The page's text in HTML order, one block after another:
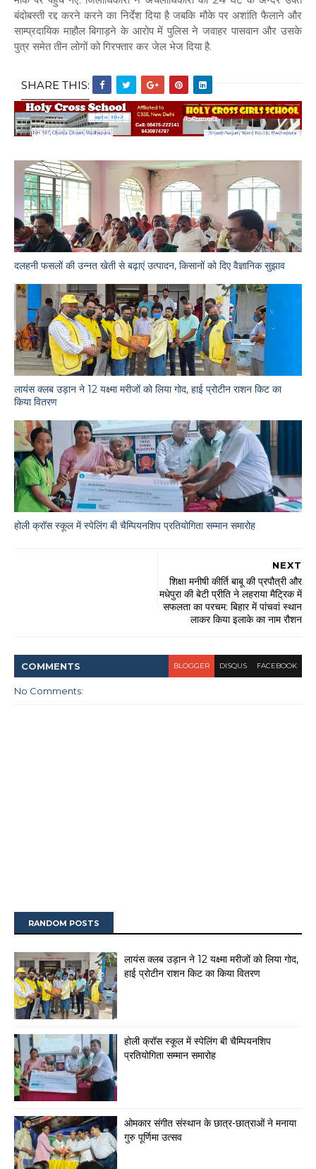
बंदोबस्ती रद्द करने करने का निर्देश दिया है जबकि मौके पर अशांति फैलाने और
साम्प्रदायिक माहौल बिगाड़ने के आरोप में पुलिस ने जवाहर पासवान और उसके
पुत्र समेत तीन लोगों को गिरफ्तार कर जेल भेज दिया है.
SHARE THIS:
दलहनी फसलों की उन्नत खेती से बढ़ाएं उत्पादन, किसानों को दिए वैज्ञानिक सुझाव
लायंस क्लब उड़ान ने 12 यक्ष्मा मरीजों को लिया गोद, हाई प्रोटीन राशन किट का
किया वितरण
होली क्रॉस स्कूल में स्पेलिंग बी चैम्पियनशिप प्रतियोगिता सम्मान समारोह
NEXT
शिक्षा मनीषी कीर्ति बाबू की प्रपौत्री और
मधेपुरा की बेटी प्रीति ने लहराया मैट्रिक में
सफलता का परचम: बिहार में पांचवां स्थान
लाकर किया इलाके का नाम रौशन
COMMENTS BLOGGER DISQUS FACEBOOK
No Comments:
RANDOM POSTS
लायंस क्लब उड़ान ने 12 यक्ष्मा मरीजों को लिया गोद,
हाई प्रोटीन राशन किट का किया वितरण
होली क्रॉस स्कूल में स्पेलिंग बी चैम्पियनशिप
प्रतियोगिता सम्मान समारोह
ओमकार संगीत संस्थान के छात्र-छात्राओं ने मनाया
गुरु पूर्णिमा उत्सव